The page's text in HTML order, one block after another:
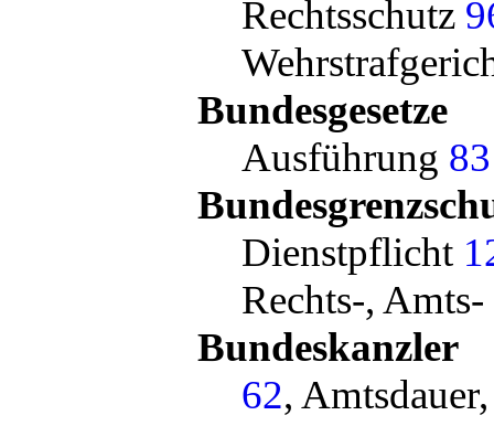
Rechtsschutz
Bundesgesetze
Ausführung 83
Dienstpflicht
Rechts-,
Bundeskanzler
62,